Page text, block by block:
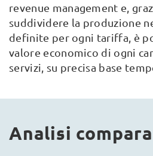
revenue management e,
suddividere la produzione
definite per ogni tariffa, è
valore economico di ogni
servizi, su precisa base
Analisi